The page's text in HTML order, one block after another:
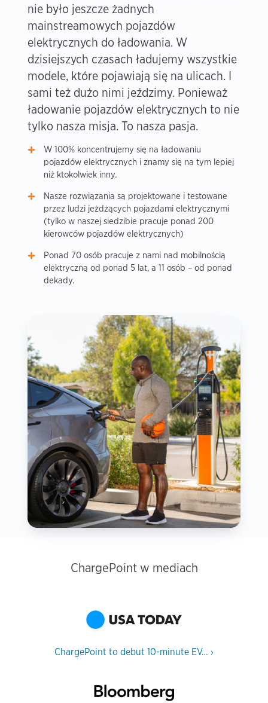
nie było jeszcze żadnych
mainstreamowych pojazdów
elektrycznych do ładowania. W
dzisiejszych czasach ładujemy wszystkie
modele, które pojawiają się na ulicach. I
sami też dużo nimi jeździmy. Ponieważ
ładowanie pojazdów elektrycznych to nie
tylko nasza misja. To nasza pasja.
W 100% koncentrujemy się na ładowaniu
pojazdów elektrycznych i znamy się na tym lepiej
niż ktokolwiek inny.
Nasze rozwiązania są projektowane i testowane
przez ludzi jeżdżących pojazdami elektrycznymi
(tylko w naszej siedzibie pracuje ponad 200
kierowców pojazdów elektrycznych)
Ponad 70 osób pracuje z nami nad mobilnością
elektryczną od ponad 5 lat, a 11 osób – od ponad
dekady.
ChargePoint w mediach
ChargePoint to debut 10-minute EV… ›